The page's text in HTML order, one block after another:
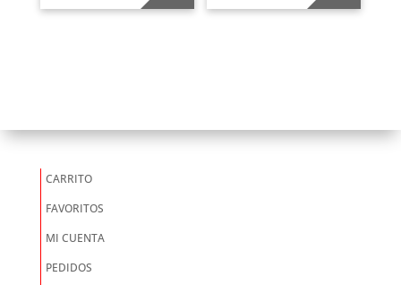
era:
es:
CARRITO
FAVORITOS
MI CUENTA
PEDIDOS